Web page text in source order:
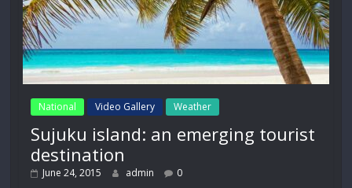
National Video Gallery Weather
Sujuku island: an emerging tourist
destination
June 24, 2015 admin 0